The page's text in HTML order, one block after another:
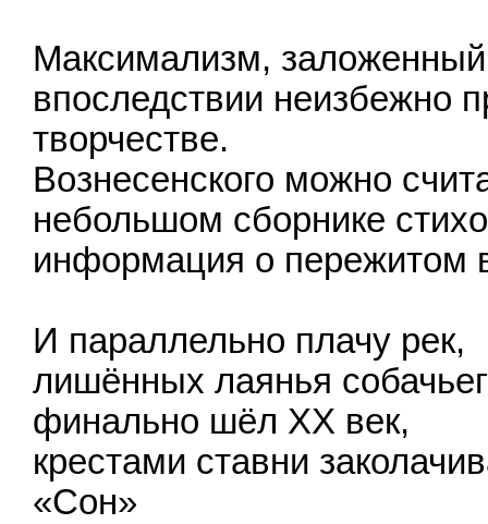
Максимализм,
впоследствии неизбежно
творчестве.
Вознесенского можно
небольшом сборнике
информация о пережитом
И параллельно плачу рек,
лишённых лаянья
финально шёл XX век,
крестами ставни
«Сон»